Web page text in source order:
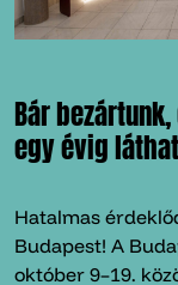
Bár
egy évig
Hatalmas
Budapest! A
október 9–19.